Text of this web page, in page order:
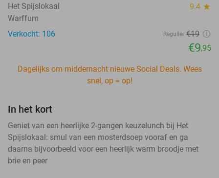
Het Spijslokaal 9.4 star
Warffum
Verkocht: 106
Regulier €19
€9,95
Dagelijks om middernacht nieuwe Social Deals. Wees
snel, op = op!
In het kort
Geniet van een heerlijke 2-gangen keuzelunch bij Het
Spijslokaal: smul van een mosterdsoep vooraf en ga
daarna bijvoorbeeld voor een heerlijk warm broodje met
brie en peer